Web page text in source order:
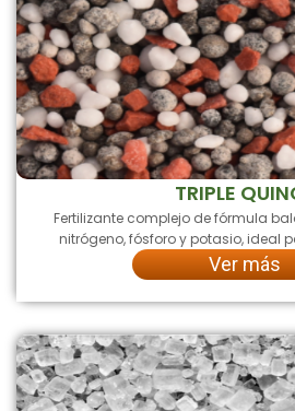
TRIPLE
Fertilizante complejo de fórmula
nitrógeno, fósforo y potasio, ideal
Ver más